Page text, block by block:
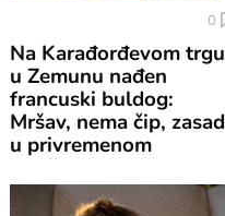
0
Na Karađorđevom trgu
u Zemunu nađen
francuski buldog:
Mršav, nema čip, zasad
u privremenom
smeštaju